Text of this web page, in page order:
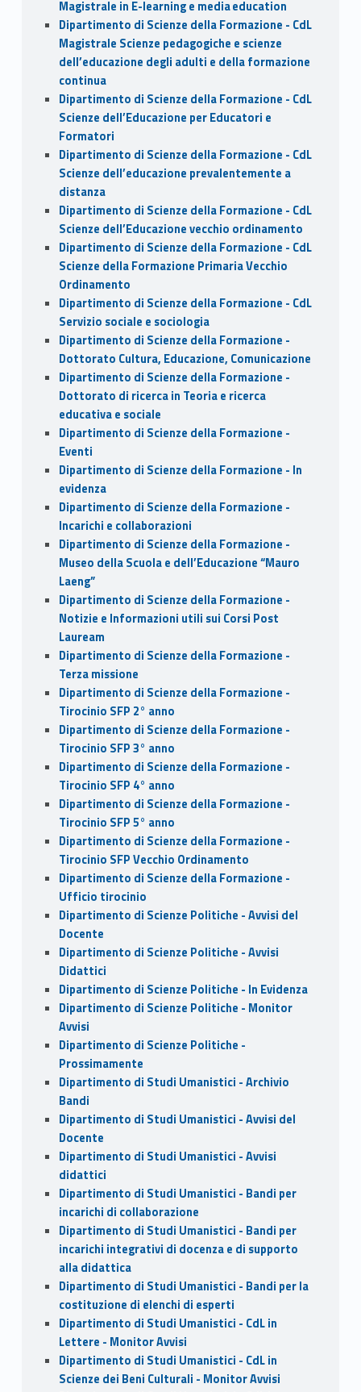
Magistrale in E-learning e media education
Dipartimento di Scienze della Formazione - CdL
Magistrale Scienze pedagogiche e scienze
dell’educazione degli adulti e della formazione
continua
Dipartimento di Scienze della Formazione - CdL
Scienze dell’Educazione per Educatori e
Formatori
Dipartimento di Scienze della Formazione - CdL
Scienze dell’educazione prevalentemente a
distanza
Dipartimento di Scienze della Formazione - CdL
Scienze dell’Educazione vecchio ordinamento
Dipartimento di Scienze della Formazione - CdL
Scienze della Formazione Primaria Vecchio
Ordinamento
Dipartimento di Scienze della Formazione - CdL
Servizio sociale e sociologia
Dipartimento di Scienze della Formazione -
Dottorato Cultura, Educazione, Comunicazione
Dipartimento di Scienze della Formazione -
Dottorato di ricerca in Teoria e ricerca
educativa e sociale
Dipartimento di Scienze della Formazione -
Eventi
Dipartimento di Scienze della Formazione - In
evidenza
Dipartimento di Scienze della Formazione -
Incarichi e collaborazioni
Dipartimento di Scienze della Formazione -
Museo della Scuola e dell’Educazione “Mauro
Laeng”
Dipartimento di Scienze della Formazione -
Notizie e Informazioni utili sui Corsi Post
Lauream
Dipartimento di Scienze della Formazione -
Terza missione
Dipartimento di Scienze della Formazione -
Tirocinio SFP 2° anno
Dipartimento di Scienze della Formazione -
Tirocinio SFP 3° anno
Dipartimento di Scienze della Formazione -
Tirocinio SFP 4° anno
Dipartimento di Scienze della Formazione -
Tirocinio SFP 5° anno
Dipartimento di Scienze della Formazione -
Tirocinio SFP Vecchio Ordinamento
Dipartimento di Scienze della Formazione -
Ufficio tirocinio
Dipartimento di Scienze Politiche - Avvisi del
Docente
Dipartimento di Scienze Politiche - Avvisi
Didattici
Dipartimento di Scienze Politiche - In Evidenza
Dipartimento di Scienze Politiche - Monitor
Avvisi
Dipartimento di Scienze Politiche -
Prossimamente
Dipartimento di Studi Umanistici - Archivio
Bandi
Dipartimento di Studi Umanistici - Avvisi del
Docente
Dipartimento di Studi Umanistici - Avvisi
didattici
Dipartimento di Studi Umanistici - Bandi per
incarichi di collaborazione
Dipartimento di Studi Umanistici - Bandi per
incarichi integrativi di docenza e di supporto
alla didattica
Dipartimento di Studi Umanistici - Bandi per la
costituzione di elenchi di esperti
Dipartimento di Studi Umanistici - CdL in
Lettere - Monitor Avvisi
Dipartimento di Studi Umanistici - CdL in
Scienze dei Beni Culturali - Monitor Avvisi